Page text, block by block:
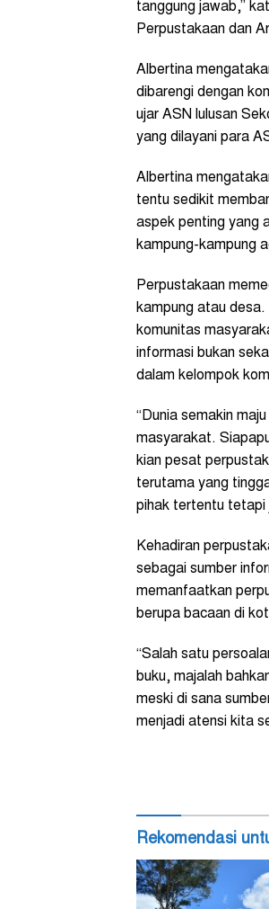
tanggung jawab,”
Perpustakaan dan
Albertina
dibarengi dengan
ujar ASN lulusan
yang dilayani para
Albertina
tentu sedikit
aspek penting yang
kampung-kampung
Perpustakaan
kampung atau
komunitas
informasi bukan
dalam kelompok
“Dunia semakin
masyarakat.
kian pesat
terutama yang
pihak tertentu tetapi
Kehadiran
sebagai sumber
memanfaatkan
berupa bacaan di
“Salah satu
buku, majalah
meski di sana
menjadi atensi kita
Rekomendasi